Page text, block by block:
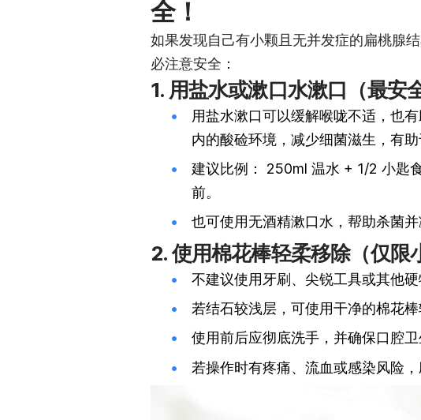
全！
如果发现自己有小颗且无并发症的扁桃腺
必注意安全：
1. 用盐水或漱口水漱口（最安
用盐水漱口可以缓解喉咙不适，也
内的酸硷环境，减少细菌滋生，有助
建议比例： 250ml 温水 + 1/2 小匙
前。
也可使用无酒精漱口水，帮助杀菌并
2. 使用棉花棒轻柔移除（仅限
不建议使用牙刷、尖锐工具或其他硬
若结石较浅层，可使用干净的棉花
使用前后应彻底洗手，并确保口腔卫
若操作时有疼痛、流血或感染风险